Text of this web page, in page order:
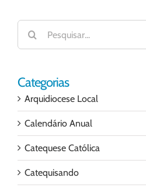
Buscar
resultados
para:
Categorias
Arquidiocese Local
Calendário Anual
Catequese Católica
Catequisando